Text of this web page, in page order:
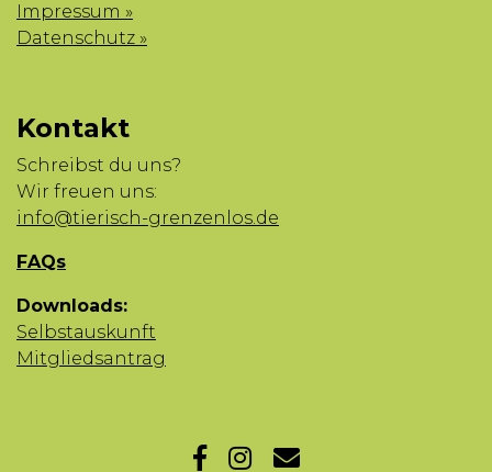
Impressum »
Datenschutz »
Kontakt
Schreibst du uns?
Wir freuen uns:
info@tierisch-grenzenlos.de
FAQs
Downloads:
Selbstauskunft
Mitgliedsantrag